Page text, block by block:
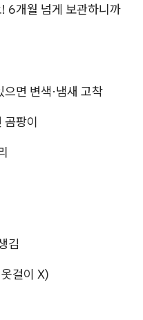
6개월 넘게 보관하니까
으면 변색·냄새 고착
곰팡이
김
걸이 X)